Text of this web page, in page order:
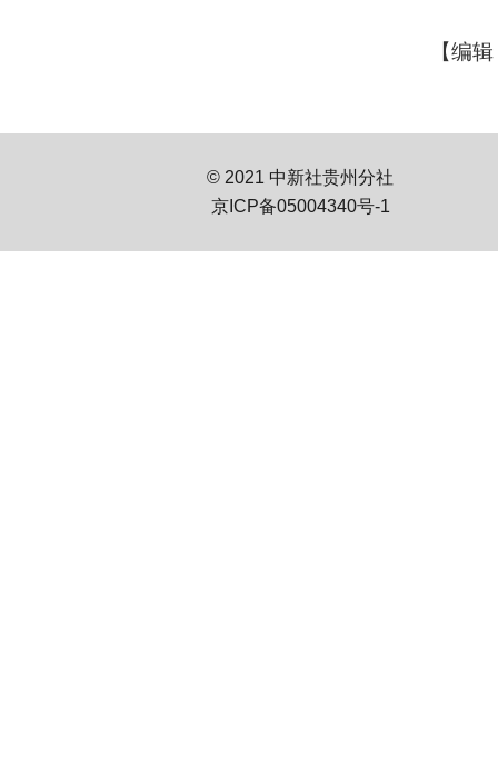
【编
© 2021 中新社贵州分社
京ICP备05004340号-1